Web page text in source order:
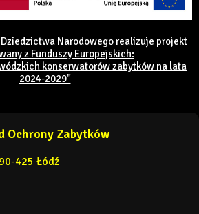
Narodowego realizuje projekt
z Funduszy Europejskich:
konserwatorów zabytków na lata
2024-2029"
Ochrony Zabytków
425 Łódź